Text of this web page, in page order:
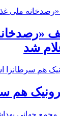
شد
هم